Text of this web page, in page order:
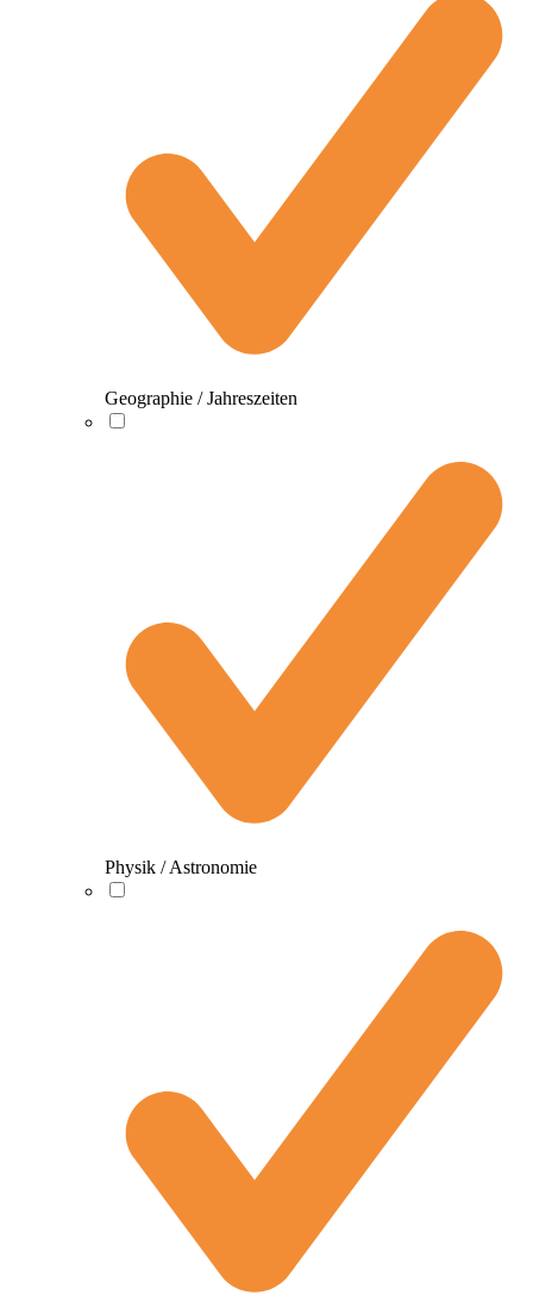
Geographie / Jahreszeiten
Physik / Astronomie